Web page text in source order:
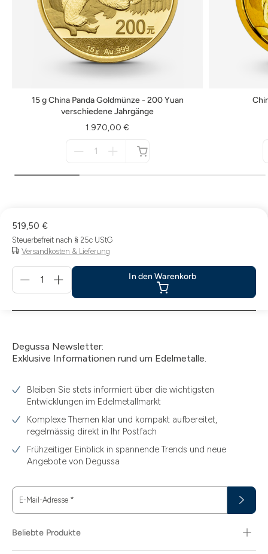
15 g China Panda Goldmünze - 200 Yuan
verschiedene Jahrgänge
1.970,00 €
verfügbar
519,50 €
Steuerbefreit nach § 25c UStG
Versandkosten & Lieferung
In
Warenkorb
In den Warenkorb
Degussa Newsletter:
Exklusive Informationen rund um Edelmetalle.
Bleiben Sie stets informiert über die wichtigsten
Entwicklungen im Edelmetallmarkt
Komplexe Themen klar und kompakt aufbereitet,
regelmässig direkt in Ihr Postfach
Frühzeitiger Einblick in spannende Trends und neue
Angebote von Degussa
E-Mail-Adresse *
Beliebte Produkte